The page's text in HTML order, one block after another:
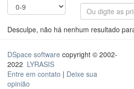
Desculpe, não há nenhum resultado
DSpace software copyright © 2002-
2022 LYRASIS
Entre em contato | Deixe sua
opinião